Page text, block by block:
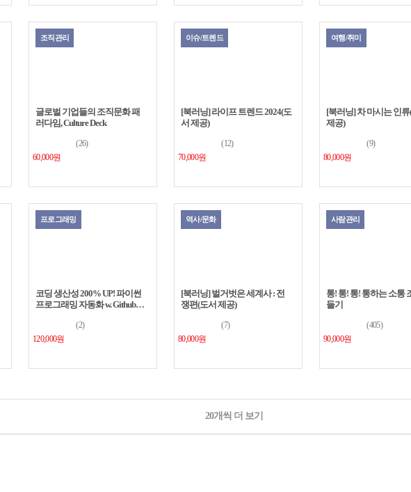
조직관리
글로벌 기업들의 조직문화 패
러다임, Culture Deck
(26)
60,000원
이슈/트렌드
[북러닝] 라이프 트렌드 2024(도
서 제공)
(12)
70,000원
여행/취미
[북러닝] 차 마시는 인류
제공)
(9)
80,000원
프로그래밍
코딩 생산성 200% UP! 파이썬
프로그래밍 자동화 w. Github
(2)
120,000원
역사/문화
[북러닝] 벌거벗은 세계사 : 전
쟁편(도서 제공)
(7)
80,000원
사람관리
통! 통! 통! 통하는 소통
들기
(405)
90,000원
20개씩 더 보기